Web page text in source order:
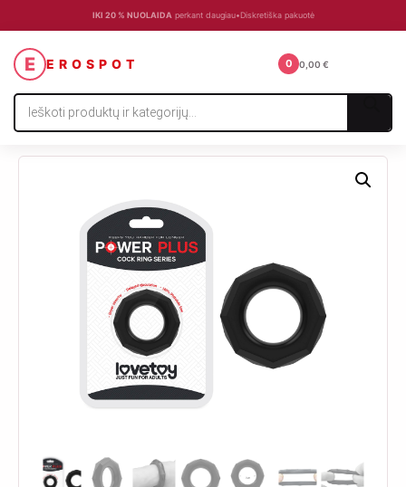
IKI 20 % NUOLAIDA perkant daugiau•Diskretiška pakuotė
E EROSPOT
Products
search
0 0,00 €